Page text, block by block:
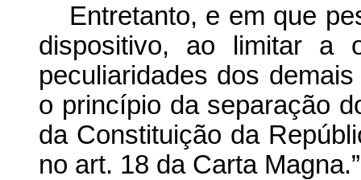
Entretanto, e em que
dispositivo, ao limitar a
peculiaridades dos
o princípio da separação
da Constituição da
no art. 18 da Carta Magna.”